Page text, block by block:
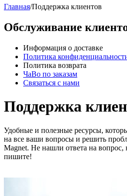
Главная/Поддержка клиентов
Обслуживание
Информация о доставке
Политика
Политика возврата
ЧаВо по заказам
Связаться с нами
Поддержка
Удобные и полезные ресурсы,
на все ваши вопросы и решить
Magnet. Не нашли ответа на вопрос,
пишите!